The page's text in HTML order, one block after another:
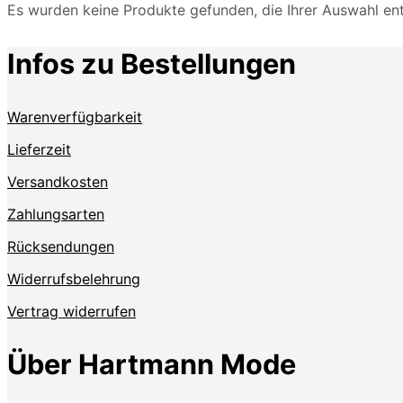
Es wurden keine Produkte gefunden, die Ihrer Auswahl
Infos zu Bestellungen
Warenverfügbarkeit
Lieferzeit
Versandkosten
Zahlungsarten
Rücksendungen
Widerrufsbelehrung
Vertrag widerrufen
Über Hartmann Mode